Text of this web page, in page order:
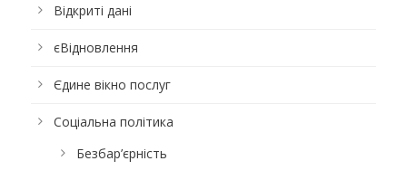
Відкриті дані
єВідновлення
Єдине вікно послуг
Соціальна політика
Безбар’єрність